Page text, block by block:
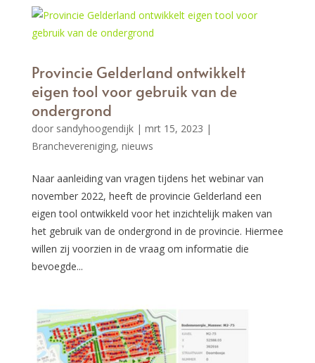
Provincie Gelderland ontwikkelt
eigen tool voor gebruik van de
ondergrond
door sandyhoogendijk| mrt 15, 2023 |
Branchevereniging, nieuws
Naar aanleiding van vragen tijdens het webinar van
november 2022, heeft de provincie Gelderland een
eigen tool ontwikkeld voor het inzichtelijk maken van
het gebruik van de ondergrond in de provincie. Hiermee
willen zij voorzien in de vraag om informatie die
bevoegde...